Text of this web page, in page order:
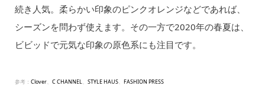
続き人気。柔らかい印象のピンクオレンジなどであれば、
シーズンを問わず使えます。その一方で2020年の春夏は、
ビビッドで元気な印象の原色系にも注目です。
参考： Clover、 C CHANNEL、 STYLE HAUS、 FASHION PRESS